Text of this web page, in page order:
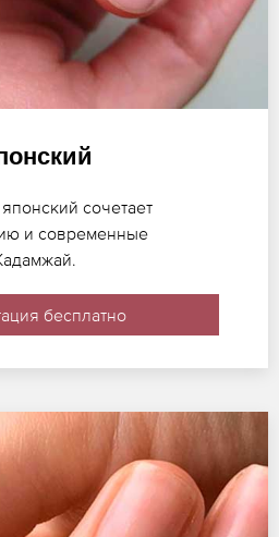
сочетает
и современные
бесплатно